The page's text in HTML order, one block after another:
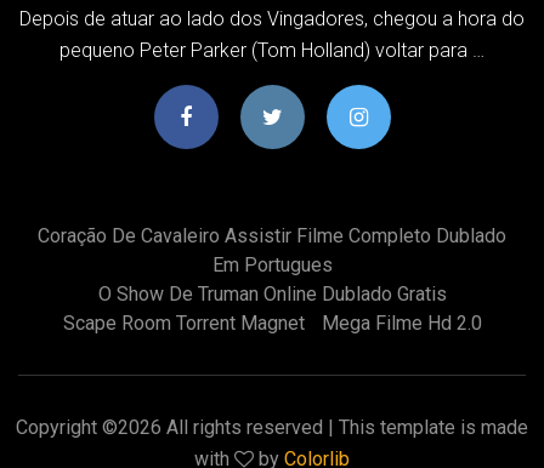
Depois de atuar ao lado dos Vingadores, chegou a hora do
pequeno Peter Parker (Tom Holland) voltar para …
Coração De Cavaleiro Assistir Filme Completo Dublado
Em Portugues
O Show De Truman Online Dublado Gratis
Scape Room Torrent Magnet
Mega Filme Hd 2.0
Copyright ©2026 All rights reserved | This template is made
with
by Colorlib